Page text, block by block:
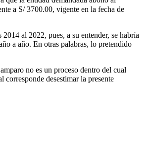
a S/ 3700.00, vigente en la fecha de
al 2022, pues, a su entender, se habría
a año. En otras palabras, lo pretendido
no es un proceso dentro del cual
desestimar la presente